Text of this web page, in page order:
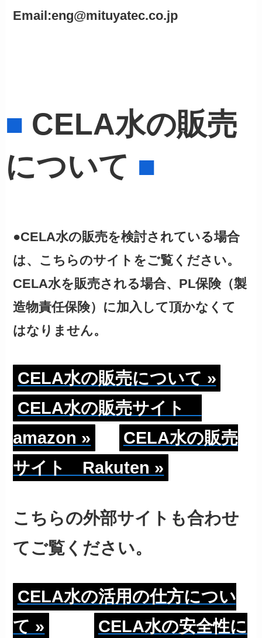
Email:eng@mituyatec.co.jp
■ CELA水の販売
について ■
●CELA水の販売を検討されている場合
は、こちらのサイトをご覧ください。
CELA水を販売される場合、PL保険（製
造物責任保険）に加入して頂かなくて
はなりません。
CELA水の販売について »
CELA水の販売サイト
amazon »
CELA水の販売
サイト Rakuten »
こちらの外部サイトも合わせ
てご覧ください。
CELA水の活用の仕方につい
て »
CELA水の安全性に